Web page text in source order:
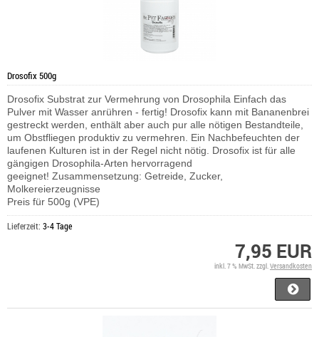
Drosofix 500g
Drosofix Substrat zur Vermehrung von Drosophila Einfach das
Pulver mit Wasser anrühren - fertig! Drosofix kann mit Bananenbrei
gestreckt werden, enthält aber auch pur alle nötigen Bestandteile,
um Obstfliegen produktiv zu vermehren. Ein Nachbefeuchten der
laufenen Kulturen ist in der Regel nicht nötig. Drosofix ist für alle
gängigen Drosophila-Arten hervorragend
geeignet! Zusammensetzung: Getreide, Zucker,
Molkereierzeugnisse
Preis für 500g (VPE)
Lieferzeit: 3-4 Tage
7,95 EUR
inkl. 7 % MwSt. zzgl.Versandkosten